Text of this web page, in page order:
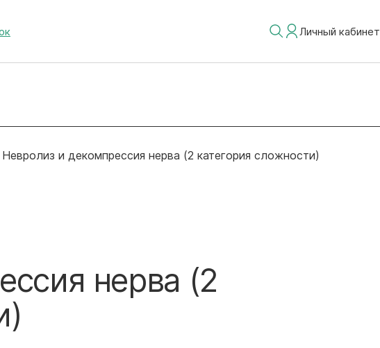
Личный кабинет
Невролиз и декомпрессия нерва (2 категория сложности)
нерва (2